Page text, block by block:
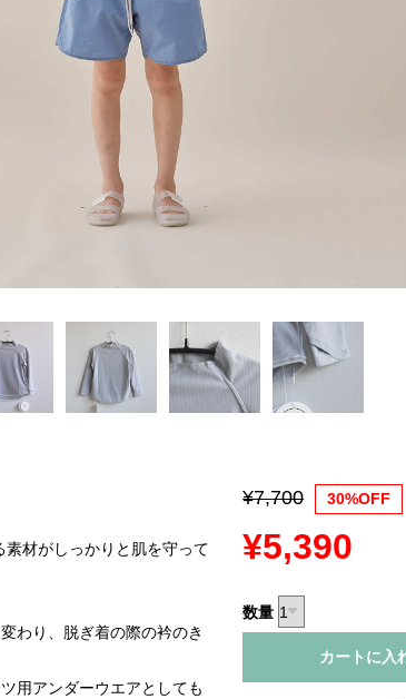
材がしっかりと肌を守って
わり、脱ぎ着の際の衿のき
用アンダーウエアとしても
¥7,700 30%OFF
¥5,390
数量
カートに入